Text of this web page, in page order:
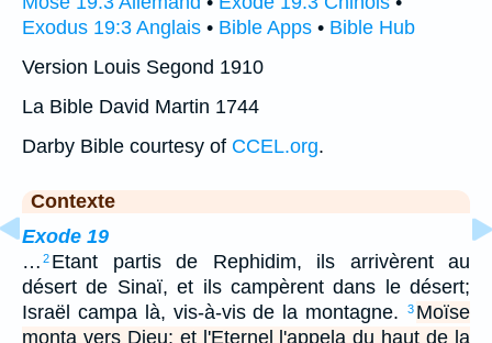
Exodus 19:3 Anglais • Bible Apps • Bible Hub
Version Louis Segond 1910
La Bible David Martin 1744
Darby Bible courtesy of CCEL.org.
Contexte
Exode 19
… 2 Etant partis de Rephidim, ils arrivèrent au
désert de Sinaï, et ils campèrent dans le désert;
Israël campa là, vis-à-vis de la montagne.
3 Moïse
monta vers Dieu: et l'Eternel l'appela du haut de la